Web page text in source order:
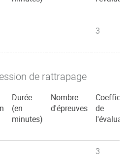
3
de rattrapage
Durée
(en
minutes)
Nombre
d'épreuves
de
3